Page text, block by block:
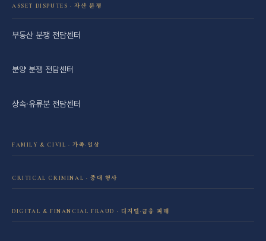
ASSET DISPUTES · 자산 분쟁
부동산 분쟁 전담센터
분양 분쟁 전담센터
상속·유류분 전담센터
FAMILY & CIVIL · 가족·일상
CRITICAL CRIMINAL · 중대 형사
DIGITAL & FINANCIAL FRAUD · 디지털·금융 피해